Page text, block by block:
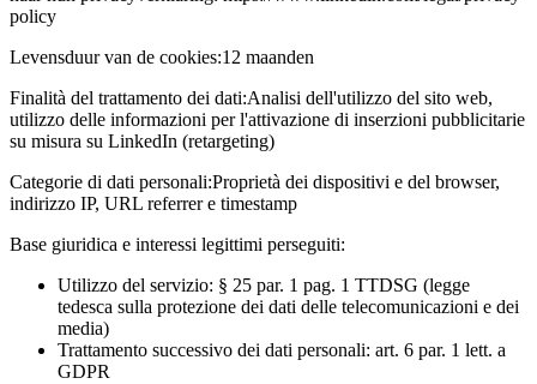
policy
Levensduur van de cookies:12 maanden
Finalità del trattamento dei dati:Analisi dell'utilizzo del sito web,
utilizzo delle informazioni per l'attivazione di inserzioni pubblicitarie
su misura su LinkedIn (retargeting)
Categorie di dati personali:Proprietà dei dispositivi e del browser,
indirizzo IP, URL referrer e timestamp
Base giuridica e interessi legittimi perseguiti:
Utilizzo del servizio: § 25 par. 1 pag. 1 TTDSG (legge
tedesca sulla protezione dei dati delle telecomunicazioni e dei
media)
Trattamento successivo dei dati personali: art. 6 par. 1 lett. a
GDPR